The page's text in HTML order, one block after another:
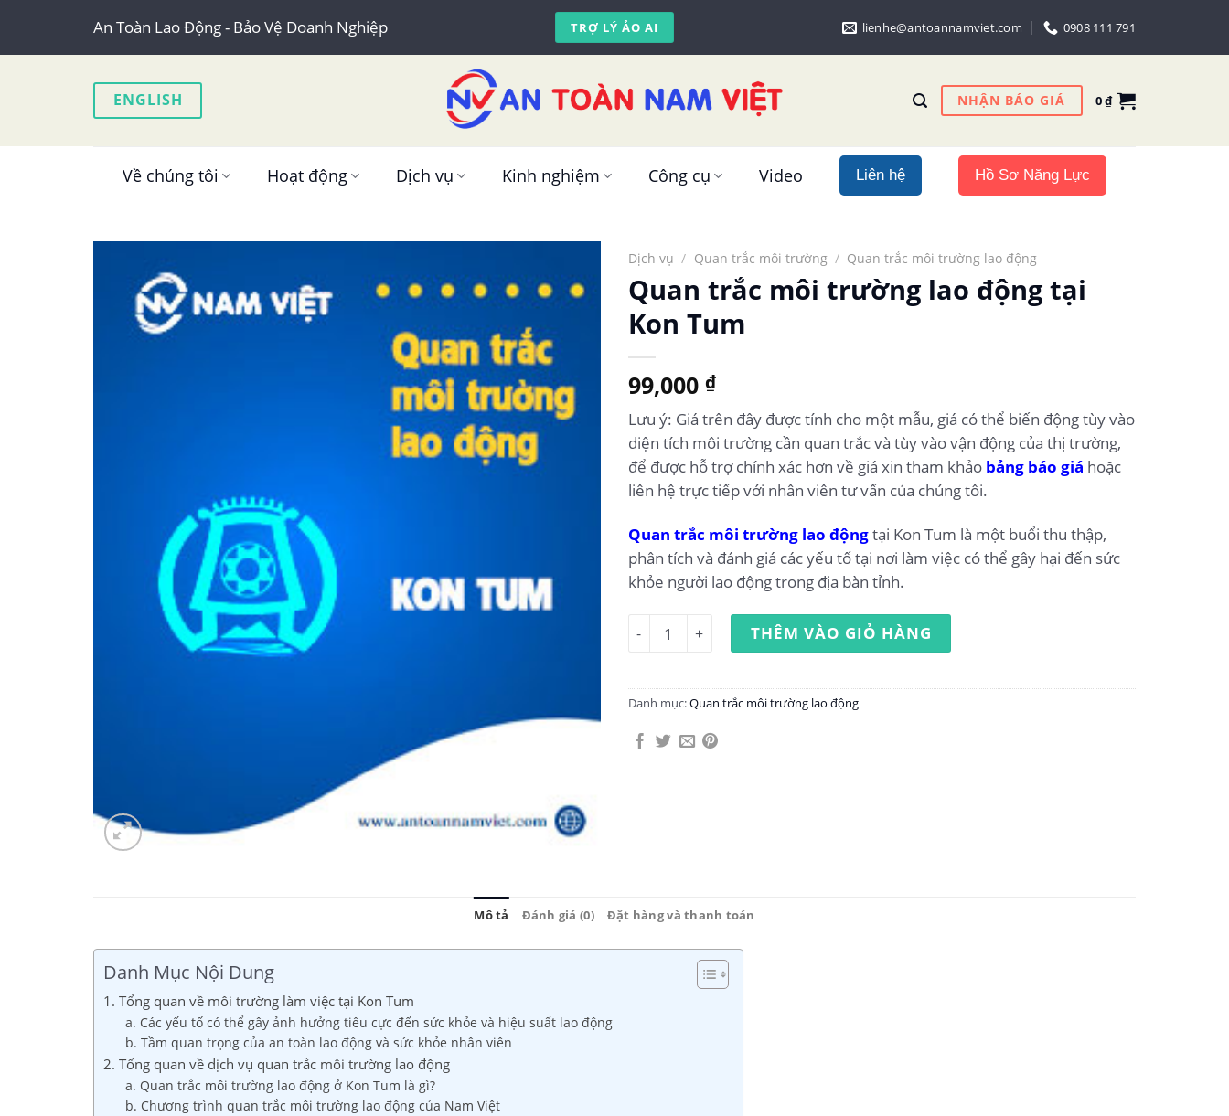
content
An Toàn Lao Động - Bảo Vệ Doanh Nghiệp TRỢ LÝ ẢO AI lienhe@antoannamviet.com 0908 111 791
ENGLISH NHẬN BÁO GIÁ 0₫
Về chúng tôi Hoạt động Dịch vụ Kinh nghiệm Công cụ Video Liên hệ Hồ Sơ Năng Lực
Dịch vụ / Quan trắc môi trường / Quan trắc môi trường lao động
Quan trắc môi trường lao động tại
Kon Tum
99,000 ₫
Lưu ý: Giá trên đây được tính cho một mẫu, giá có thể biến động tùy vào
diện tích môi trường cần quan trắc và tùy vào vận động của thị trường,
để được hỗ trợ chính xác hơn về giá xin tham khảo bảng báo giá hoặc
liên hệ trực tiếp với nhân viên tư vấn của chúng tôi.
Quan trắc môi trường lao độngtại Kon Tum là một buổi thu thập,
phân tích và đánh giá các yếu tố tại nơi làm việc có thể gây hại đến sức
khỏe người lao động trong địa bàn tỉnh.
Quan trắc môi trường lao động tại Kon Tum số lượng
THÊM VÀO GIỎ HÀNG
Danh mục:Quan trắc môi trường lao động
Mô tả Đánh giá (0) Đặt hàng và thanh toán
Danh Mục Nội Dung
1. Tổng quan về môi trường làm việc tại Kon Tum
a. Các yếu tố có thể gây ảnh hưởng tiêu cực đến sức khỏe và hiệu suất lao động
b. Tầm quan trọng của an toàn lao động và sức khỏe nhân viên
2. Tổng quan về dịch vụ quan trắc môi trường lao động
a. Quan trắc môi trường lao động ở Kon Tum là gì?
b. Chương trình quan trắc môi trường lao động của Nam Việt